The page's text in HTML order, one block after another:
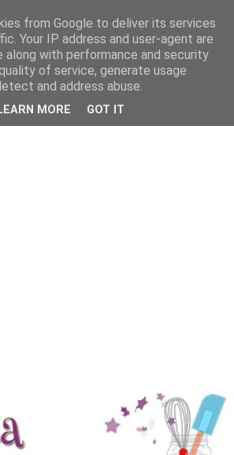
from Google to deliver its services
Your IP address and user-agent are
along with performance and security
of service, generate usage
and address abuse.
LEARN MORE GOT IT